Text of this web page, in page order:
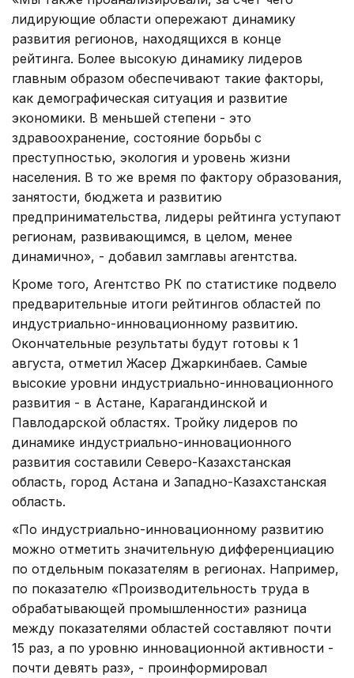
лидирующие области опережают динамику
развития регионов, находящихся в конце
рейтинга. Более высокую динамику лидеров
главным образом обеспечивают такие факторы,
как демографическая ситуация и развитие
экономики. В меньшей степени - это
здравоохранение, состояние борьбы с
преступностью, экология и уровень жизни
населения. В то же время по фактору образования,
занятости, бюджета и развитию
предпринимательства, лидеры рейтинга уступают
регионам, развивающимся, в целом, менее
динамично», - добавил замглавы агентства.
Кроме того, Агентство РК по статистике подвело
предварительные итоги рейтингов областей по
индустриально-инновационному развитию.
Окончательные результаты будут готовы к 1
августа, отметил Жасер Джаркинбаев. Самые
высокие уровни индустриально-инновационного
развития - в Астане, Карагандинской и
Павлодарской областях. Тройку лидеров по
динамике индустриально-инновационного
развития составили Северо-Казахстанская
область, город Астана и Западно-Казахстанская
область.
«По индустриально-инновационному развитию
можно отметить значительную дифференциацию
по отдельным показателям в регионах. Например,
по показателю «Производительность труда в
обрабатывающей промышленности» разница
между показателями областей составляют почти
15 раз, а по уровню инновационной активности -
почти девять раз», - проинформировал